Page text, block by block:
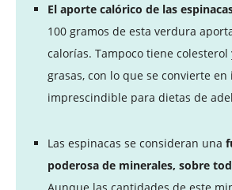
El aporte calórico de las
100 gramos de esta verdura
calorías. Tampoco tiene colesterol
grasas, con lo que se convierte
imprescindible para dietas de
Las espinacas se consideran una
poderosa de minerales, sobre